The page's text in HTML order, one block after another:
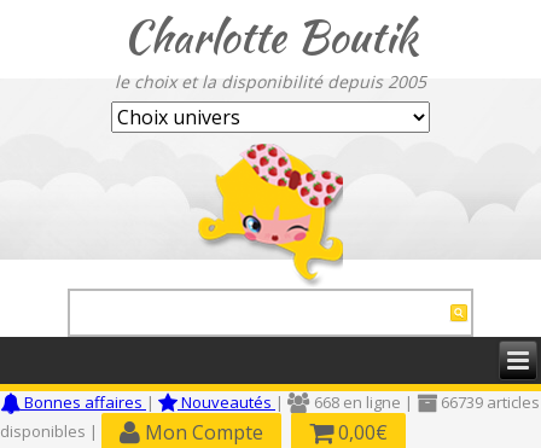
Charlotte Boutik
le choix et la disponibilité depuis 2005
Bonnes affaires | Nouveautés | 668 en ligne |
66739 articles
disponibles |
Mon Compte 0,00€